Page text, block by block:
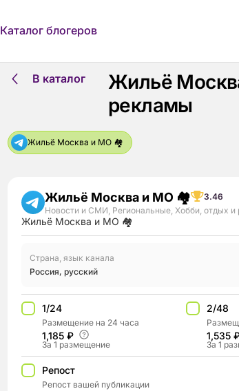
Каталог блогеров
В каталог
Жильё
рекламы
Жильё Москва и МО 🏘
Жильё Москва и МО 🏘
3.46
Новости и СМИ, Региональные, Хобби, отдых и
Жильё Москва и МО 🏘
Страна, язык канала
Россия, русский
1/24
Размещение на 24 часа
1,185 ₽
За 1 размещение
2/48
1,535
За 1
Репост
Репост вашей публикации